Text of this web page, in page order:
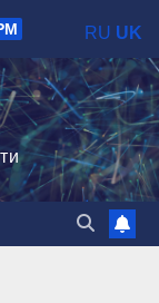
RU UK